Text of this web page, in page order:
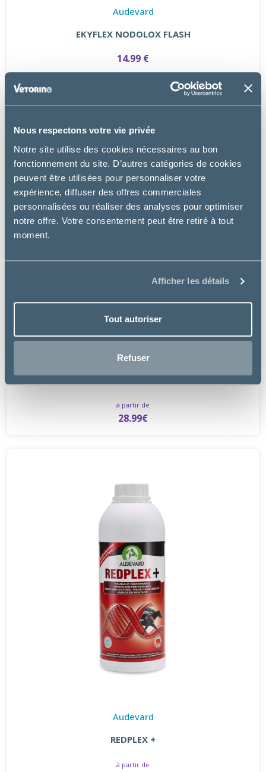
Nous respectons votre vie privée
Notre site utilise des cookies nécessaires au bon
fonctionnement du site. D’autres catégories de cookies
peuvent être utilisées pour personnaliser votre
expérience, diffuser des offres commerciales
personnalisées ou réaliser des analyses pour optimiser
notre offre. Votre consentement peut être retiré à tout
moment.
Afficher les détails
Tout autoriser
Refuser
Audevard
EKYFLEX NODOLOX FLASH
14.99 €
Audevard
FLYMAX PULVÉRISATEUR
à partir de
28.99€
Audevard
REDPLEX +
à partir de